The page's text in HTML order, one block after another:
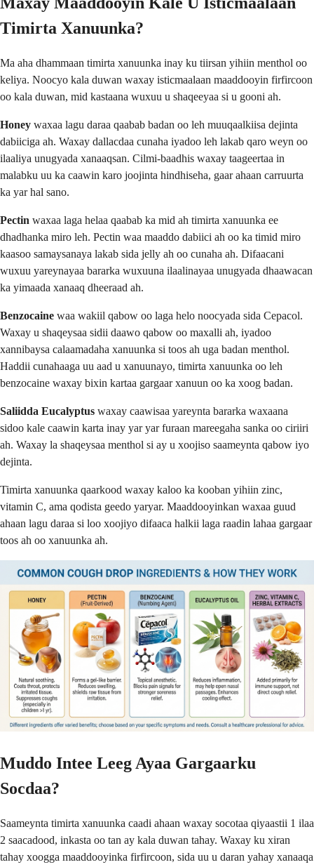
Timirta Xanuunka?
Ma aha dhammaan timirta xanuunka inay ku tiirsan yihiin menthol oo
keliya. Noocyo kala duwan waxay isticmaalaan maaddooyin firfircoon
oo kala duwan, mid kastaana wuxuu u shaqeeyaa si u gooni ah.
Honey waxaa lagu daraa qaabab badan oo leh muuqaalkiisa dejinta
dabiiciga ah. Waxay dallacdaa cunaha iyadoo leh lakab qaro weyn oo
ilaaliya unugyada xanaaqsan. Cilmi-baadhis waxay taageertaa in
malabku uu ka caawin karo joojinta hindhiseha, gaar ahaan carruurta
ka yar hal sano.
Pectin waxaa laga helaa qaabab ka mid ah timirta xanuunka ee
dhadhanka miro leh. Pectin waa maaddo dabiici ah oo ka timid miro
kaasoo samaysanaya lakab sida jelly ah oo cunaha ah. Difaacani
wuxuu yareynayaa bararka wuxuuna ilaalinayaa unugyada dhaawacan
ka yimaada xanaaq dheeraad ah.
Benzocaine waa wakiil qabow oo laga helo noocyada sida Cepacol.
Waxay u shaqeysaa sidii daawo qabow oo maxalli ah, iyadoo
xannibaysa calaamadaha xanuunka si toos ah uga badan menthol.
Haddii cunahaaga uu aad u xanuunayo, timirta xanuunka oo leh
benzocaine waxay bixin kartaa gargaar xanuun oo ka xoog badan.
Saliidda Eucalyptus waxay caawisaa yareynta bararka waxaana
sidoo kale caawin karta inay yar yar furaan mareegaha sanka oo ciriiri
ah. Waxay la shaqeysaa menthol si ay u xoojiso saameynta qabow iyo
dejinta.
Timirta xanuunka qaarkood waxay kaloo ka kooban yihiin zinc,
vitamin C, ama qodista geedo yaryar. Maaddooyinkan waxaa guud
ahaan lagu daraa si loo xoojiyo difaaca halkii laga raadin lahaa gargaar
toos ah oo xanuunka ah.
Muddo Intee Leeg Ayaa Gargaarku
Socdaa?
Saameynta timirta xanuunka caadi ahaan waxay socotaa qiyaastii 1 ilaa
2 saacadood, inkasta oo tan ay kala duwan tahay. Waxay ku xiran
tahay xoogga maaddooyinka firfircoon, sida uu u daran yahay xanaaqa